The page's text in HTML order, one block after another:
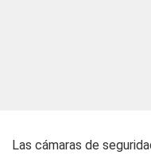
Las cámaras de